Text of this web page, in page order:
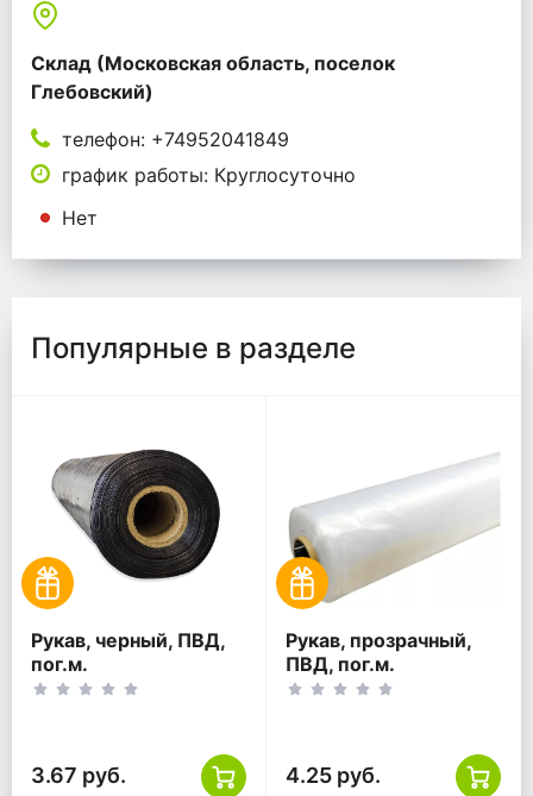
Склад (Московская область, поселок
Глебовский)
телефон: +74952041849
график работы: Круглосуточно
Нет
Популярные в разделе
Рукав, черный, ПВД,
пог.м.
3.67 руб.
Рукав, прозрачный,
ПВД, пог.м.
4.25 руб.